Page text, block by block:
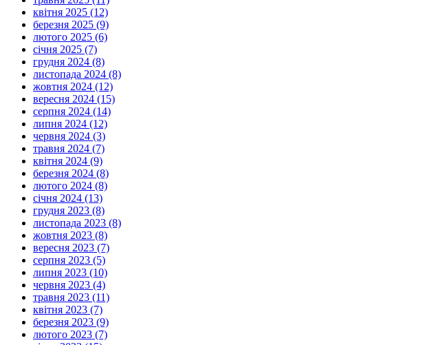
квітня 2025 (12)
березня 2025 (9)
лютого 2025 (6)
січня 2025 (7)
грудня 2024 (8)
листопада 2024 (8)
жовтня 2024 (12)
вересня 2024 (15)
серпня 2024 (14)
липня 2024 (12)
червня 2024 (3)
травня 2024 (7)
квітня 2024 (9)
березня 2024 (8)
лютого 2024 (8)
січня 2024 (13)
грудня 2023 (8)
листопада 2023 (8)
жовтня 2023 (8)
вересня 2023 (7)
серпня 2023 (5)
липня 2023 (10)
червня 2023 (4)
травня 2023 (11)
квітня 2023 (7)
березня 2023 (9)
лютого 2023 (7)